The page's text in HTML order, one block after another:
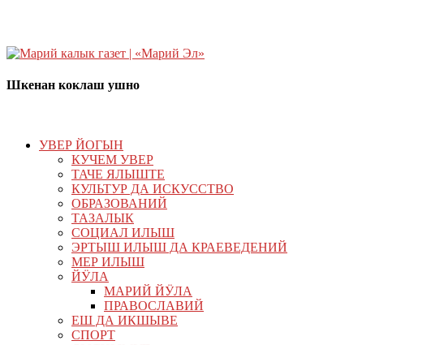
Шкенан коклаш ушно
УВЕР ЙОГЫН
КУЧЕМ УВЕР
ТАЧЕ ЯЛЫШТЕ
КУЛЬТУР ДА ИСКУССТВО
ОБРАЗОВАНИЙ
ТАЗАЛЫК
СОЦИАЛ ИЛЫШ
ЭРТЫШ ИЛЫШ ДА КРАЕВЕДЕНИЙ
МЕР ИЛЫШ
ЙӰЛА
МАРИЙ ЙӰЛА
ПРАВОСЛАВИЙ
ЕШ ДА ИКШЫВЕ
СПОРТ